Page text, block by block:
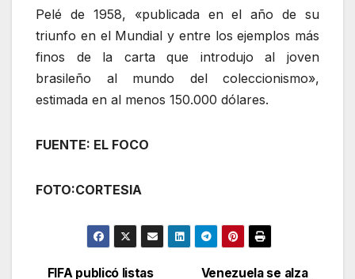
Pelé de 1958, «publicada en el año de su
triunfo en el Mundial y entre los ejemplos más
finos de la carta que introdujo al joven
brasileño al mundo del coleccionismo»,
estimada en al menos 150.000 dólares.
FUENTE: EL FOCO
FOTO:CORTESIA
Venezuela se alza
FIFA publicó listas